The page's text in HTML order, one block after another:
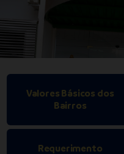
Valores Básicos dos
Bairros
Requerimento